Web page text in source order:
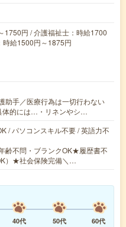
1750円 / 介護福祉士：時給1700
時給1500円～1875円
助手／医療行為は一切行わない
体的には…・リネンやシ…
/ パソコンスキル不要 / 英語力不
齢不問・ブランクOK★履歴書不
）★社会保険完備＼…
40代 50代
60代